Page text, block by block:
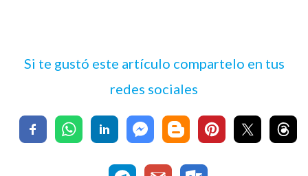
Si te gustó este artículo compartelo en tus
redes sociales